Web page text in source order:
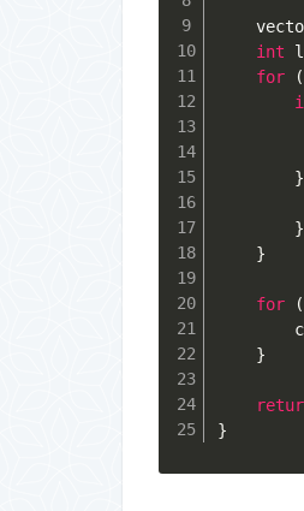
int
for
(
}
}
}
for (
}
}